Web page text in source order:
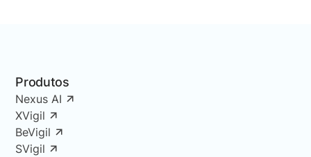
Produtos
Nexus AI
XVigil
BeVigil
SVigil